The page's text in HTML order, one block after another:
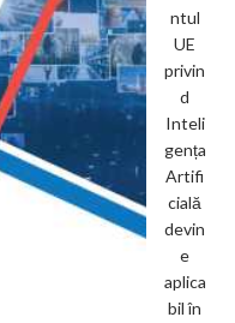
ntul
UE
privin
d
Inteli
gența
Artifi
cială
devin
e
aplica
bil în